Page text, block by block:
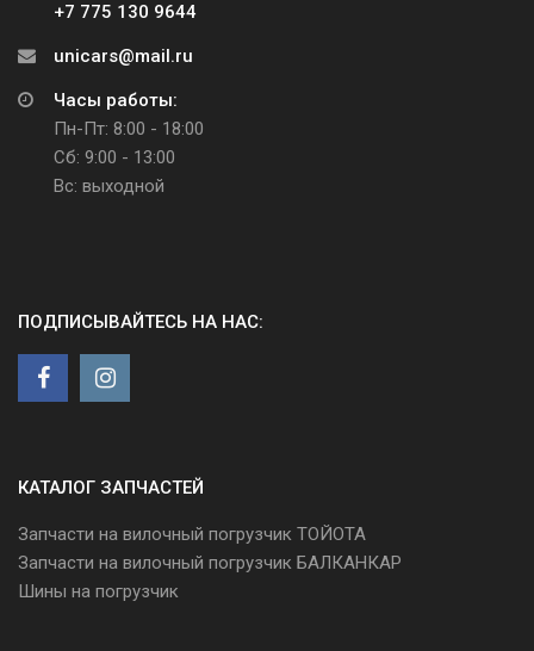
+7 775 130 9644
unicars@mail.ru
Часы работы:
Пн-Пт: 8:00 - 18:00
Сб: 9:00 - 13:00
Вс: выходной
ПОДПИСЫВАЙТЕСЬ НА НАС:
КАТАЛОГ ЗАПЧАСТЕЙ
Запчасти на вилочный погрузчик ТОЙОТА
Запчасти на вилочный погрузчик БАЛКАНКАР
Шины на погрузчик